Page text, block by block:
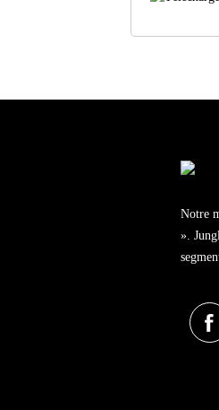
Notre
».